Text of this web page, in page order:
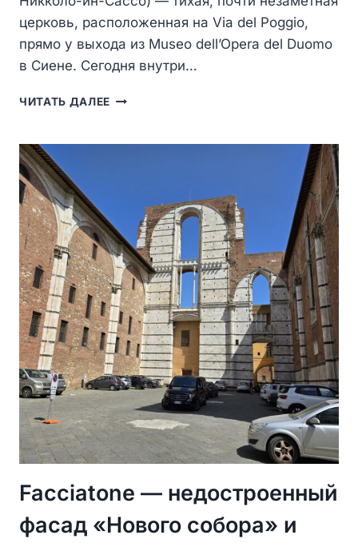
церковь, расположенная на Via del Poggio,
прямо у выхода из Museo dell’Opera del Duomo
в Сиене. Сегодня внутри…
ЧИТАТЬ ДАЛЕЕ CHIESA
NICCOLÒ
НЕБОЛЬШАЯ
БАРОЧНАЯ
ЦЕРКОВЬ
У
ВЫХОДА
ИЗ
MUSEO
DELL’OPERA
Facciatone — недостроенный
фасад «Нового собора» и